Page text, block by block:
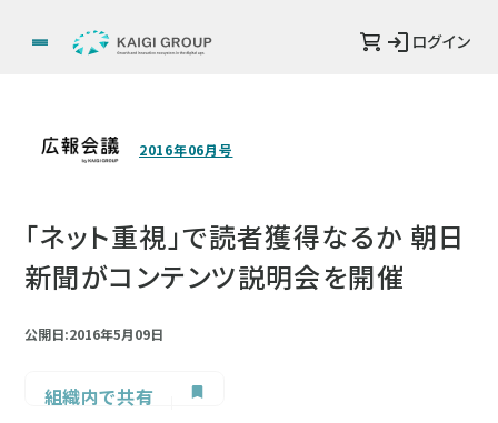
ログイン
2016年06月号
「ネット重視」で読者獲得なるか 朝日
新聞がコンテンツ説明会を開催
公開日:2016年5月09日
組織内で共有